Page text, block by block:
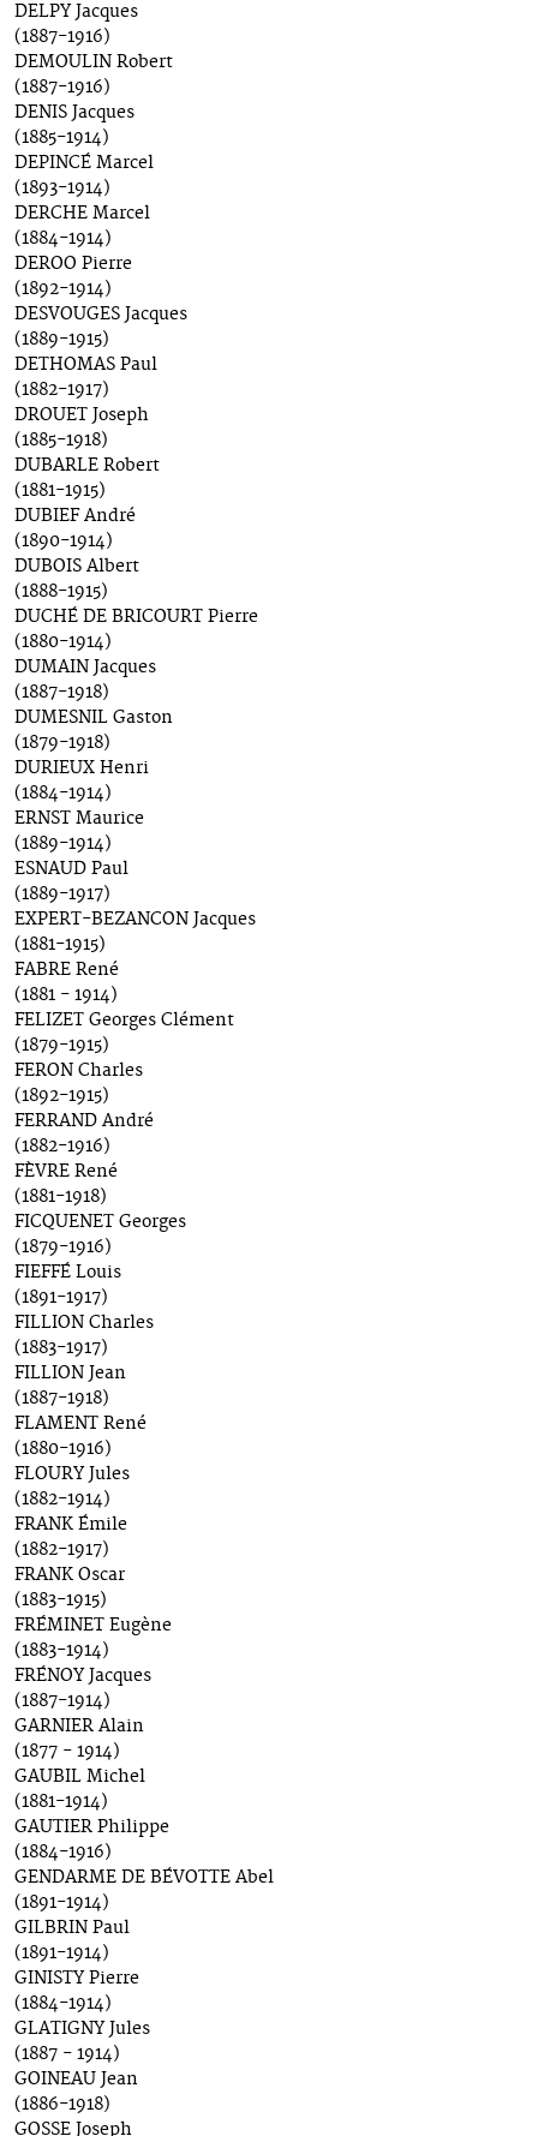
DELPY Jacques
(1887-1916)
DEMOULIN Robert
(1887-1916)
DENIS Jacques
(1885-1914)
DEPINCÉ Marcel
(1893-1914)
DERCHE Marcel
(1884-1914)
DEROO Pierre
(1892-1914)
DESVOUGES Jacques
(1889-1915)
DETHOMAS Paul
(1882-1917)
DROUET Joseph
(1885-1918)
DUBARLE Robert
(1881-1915)
DUBIEF André
(1890-1914)
DUBOIS Albert
(1888-1915)
DUCHÉ DE BRICOURT Pierre
(1880-1914)
DUMAIN Jacques
(1887-1918)
DUMESNIL Gaston
(1879-1918)
DURIEUX Henri
(1884-1914)
ERNST Maurice
(1889-1914)
ESNAUD Paul
(1889-1917)
EXPERT-BEZANCON Jacques
(1881-1915)
FABRE René
(1881 - 1914)
FELIZET Georges Clément
(1879-1915)
FERON Charles
(1892-1915)
FERRAND André
(1882-1916)
FÈVRE René
(1881-1918)
FICQUENET Georges
(1879-1916)
FIEFFÉ Louis
(1891-1917)
FILLION Charles
(1883-1917)
FILLION Jean
(1887-1918)
FLAMENT René
(1880-1916)
FLOURY Jules
(1882-1914)
FRANK Émile
(1882-1917)
FRANK Oscar
(1883-1915)
FRÉMINET Eugène
(1883-1914)
FRÉNOY Jacques
(1887-1914)
GARNIER Alain
(1877 - 1914)
GAUBIL Michel
(1881-1914)
GAUTIER Philippe
(1884-1916)
GENDARME DE BÉVOTTE Abel
(1891-1914)
GILBRIN Paul
(1891-1914)
GINISTY Pierre
(1884-1914)
GLATIGNY Jules
(1887 - 1914)
GOINEAU Jean
(1886-1918)
GOSSE Joseph